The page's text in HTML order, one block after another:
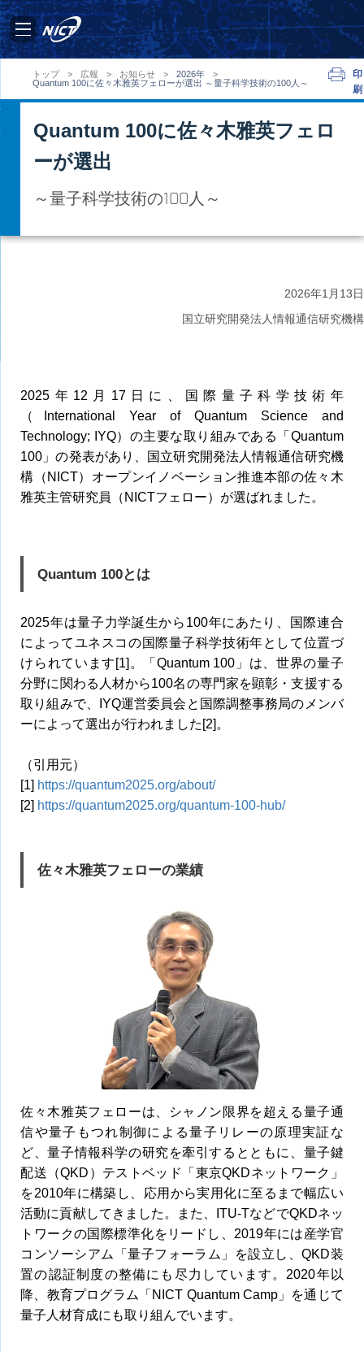
トップ > 広報 > お知らせ > 2026年
>
Quantum 100に佐々木雅英フェローが選出 ～量子科学技術の100人～
印
刷
Quantum 100に佐々木雅英フェロ
ーが選出
～量子科学技術の100人～
2026年1月13日
国立研究開発法人情報通信研究機構
2025年12月17日に、国際量子科学技術年
（International Year of Quantum Science and
Technology; IYQ）の主要な取り組みである「Quantum
100」の発表があり、国立研究開発法人情報通信研究機
構（NICT）オープンイノベーション推進本部の佐々木
雅英主管研究員（NICTフェロー）が選ばれました。
Quantum 100とは
2025年は量子力学誕生から100年にあたり、国際連合
によってユネスコの国際量子科学技術年として位置づ
けられています[1]。「Quantum 100」は、世界の量子
分野に関わる人材から100名の専門家を顕彰・支援する
取り組みで、IYQ運営委員会と国際調整事務局のメンバ
ーによって選出が行われました[2]。
（引用元）
[1] https://quantum2025.org/about/
[2] https://quantum2025.org/quantum-100-hub/
佐々木雅英フェローの業績
佐々木雅英フェローは、シャノン限界を超える量子通
信や量子もつれ制御による量子リレーの原理実証な
ど、量子情報科学の研究を牽引するとともに、量子鍵
配送（QKD）テストベッド「東京QKDネットワーク」
を2010年に構築し、応用から実用化に至るまで幅広い
活動に貢献してきました。また、ITU-TなどでQKDネッ
トワークの国際標準化をリードし、2019年には産学官
コンソーシアム「量子フォーラム」を設立し、QKD装
置の認証制度の整備にも尽力しています。2020年以
降、教育プログラム「NICT Quantum Camp」を通じて
量子人材育成にも取り組んでいます。